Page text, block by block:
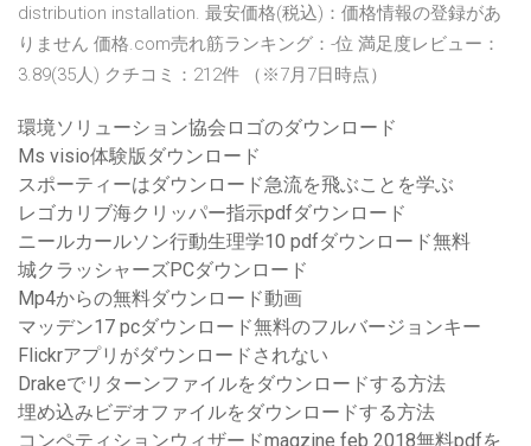
distribution installation. 最安価格(税込)：価格情報の登録があ
りません 価格.com売れ筋ランキング：-位 満足度レビュー：
3.89(35人) クチコミ：212件 （※7月7日時点）
環境ソリューション協会ロゴのダウンロード
Ms visio体験版ダウンロード
スポーティーはダウンロード急流を飛ぶことを学ぶ
レゴカリブ海クリッパー指示pdfダウンロード
ニールカールソン行動生理学10 pdfダウンロード無料
城クラッシャーズPCダウンロード
Mp4からの無料ダウンロード動画
マッデン17 pcダウンロード無料のフルバージョンキー
Flickrアプリがダウンロードされない
Drakeでリターンファイルをダウンロードする方法
埋め込みビデオファイルをダウンロードする方法
コンペティションウィザードmagzine feb 2018無料pdfを